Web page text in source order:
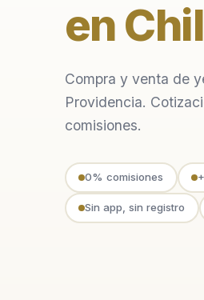
en
Compra y venta de
Providencia.
comisiones.
0% comisiones
Sin app, sin registro